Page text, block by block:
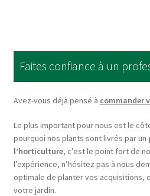
Faites confiance à un
Avez-vous déjà pensé à commander
Le plus important pour nous est le
pourquoi nos plants sont livrés par un
l’horticulture, c’est le point fort de
l’expérience, n’hésitez pas à nous
optimale de planter vos acquisitions,
votre jardin.